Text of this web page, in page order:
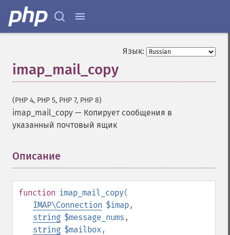
Язык:
imap_mail_copy
(PHP 4, PHP 5, PHP 7, PHP 8)
imap_mail_copy — Копирует сообщения в
указанный почтовый ящик
Описание
function imap_mail_copy(
IMAP\Connection $imap,
string $message_nums ,
string $mailbox,